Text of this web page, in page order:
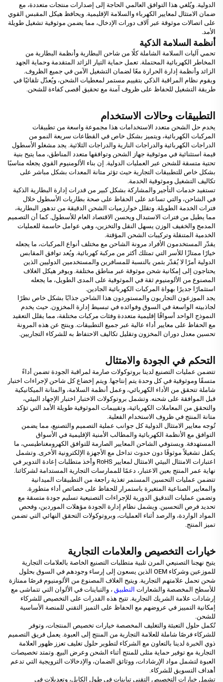
الدولية. ويُلغي هذا التوافق العالمي الحاجة إلى إصدارات منتجات متعددة، مع
ضمان الامتثال لمعايير الكهرباء والسلامة الإقليمية. ويحافظ هيكل المقبس القوي
على اتصالات موثوقة عبر آلاف دورات الإدخال، مما يضمن موثوقية تشغيل طويلة
الأمد.
أنظمة السلامة الذكية
تحمي آليات السلامة الشاملة كلًا من شاحن البطارية وأنظمة البطارية من
المخاطر الكهربائية المحتملة. تعمل حماية التيار الزائد المتقدمة وحماية الجهد
الزائد وأنظمة إدارة الحرارة معًا لضمان التشغيل الآمن في جميع الظروف.
ويقوم نظام المراقبة الذكي بتقييم مستمر لمعطيات الشحن، ويُعدّل تلقائيًا في
طريقة التشغيل للحفاظ على ظروف آمنة مع تحقيق أقصى كفاءة للشحن.
التطبيقات وحالات الاستخدام
يخدم حل الشحن متعدد الاستخدامات هذا مجموعة واسعة من تطبيقات
المركبات الكهربائية، ويتميز بشكل خاص في القطاعات سريعة النمو من
الدراجات الكهربائية والدراجات النارية والدراجات الثلاثية. يجد مشغلو الأسطول
قيمة استثنائية في موثوقية جهاز الشحن وتوافقها متعدد المناطق، مما يتيح بنية
تحتية متسقة للشحن عبر العمليات الدولية. إن بناء الألومنيوم القوي يجعله مناسبًا
بشكل خاص للتطبيقات التجارية حيث تؤثر متانة المعدات بشكل مباشر على
تكاليف التشغيل وموثوقية الخدمة.
تستفيد خدمات التأجير والمشاركة بشكل كبير من قدرات إدارة البطارية الذكية
في الشاحن، والتي تساعد على الحفاظ على صحة بطاريات الأسطول خلال
فترات الخدمة الطويلة. وتقلل خوارزميات الشحن الدقيقة من تدهور البطارية،
مما يطيل من فترات الاستبدال ويحسن الاقتصاد العام للأسطول. كما أن التصميم
المدمج والخفيف الوزن يسهل النقل والتخزين، وهي عوامل حاسمة للعمليات
الخدمية المتنقلة وتركيبات الشحن المؤقتة.
يقدّر المستخدمون الأفراد مرونة الشاحن مع مختلف أنواع المركبات، ما يجعله
خيارًا ممتازًا للأسر التي تمتلك أكثر من مركبة كهربائية. ويُعد توافق المقابس
الدولية أمرًا لا يُقدّر بثمن بالنسبة للمسافرين والمستخدمين الدوليين الذين
يحتاجون إلى إمكانية شحن موثوقة عبر مناطق مختلفة. ويوفر هيكل الغلاف
المصنوع من الألومنيوم ثقة في الموثوقية على المدى الطويل، ما يجعله
استثمارًا جديرًا بهواة المركبات الكهربائية الجادين.
يجد الموزعون التجاريون والمستوردون هذا الشاحن جذابًا بشكل خاص نظرًا
لجاذبيته الواسعة في السوق وفوائده في تبسيط إدارة المخزون. حيث يخدم
النموذج الواحد أسواقًا إقليمية متعددة وفئات مركبات مختلفة، مما يقلل التعقيد
مع الحفاظ على معايير أداء عالية عبر جميع التطبيقات. وينتج عن هذه المرونة
تحسين معدل دوران المخزون وتقليل تكاليف الاحتفاظ به للشركاء التجاريين.
التحكم في الجودة والامتثال
تتضمن عمليات التصنيع لدينا بروتوكولات صارمة لمراقبة الجودة تضمن أداءً
متسقًا وموثوقية في كل وحدة يتم إنتاجها. ويتم إخضاع كل شاحن لإجراءات اختبار
شاملة تتحقق من الأداء الكهربائي، وعمل أنظمة السلامة، والمتانة الميكانيكية
قبل الموافقة على شحنه. وتشمل بروتوكولات الاختبار اختبار الإجهاد البيئي،
والتحقق من المعاملات الكهربائية، وتقييمات الموثوقية طويلة الأمد التي تؤكد
متانة المنتج في ظروف الاستخدام الفعلية.
تُوجه معايير الامتثال الدولية كل جوانب عملية التصميم والتصنيع، مما يضمن
التوافق مع الأنظمة الكهربائية والمطالب الأمنية الإقليمية في الأسواق
المستهدفة. ويستوفي الشاحن المعايير الصارمة للتوافق الكهرومغناطيسي، ما
يكفل تشغيلاً موثوقًا دون حدوث تداخل مع الأجهزة الإلكترونية الأخرى. وتشمل
اعتبارات الامتثال البيئي الامتثال لمعايير RoHS وأخذ متطلبات إعادة التدوير في
نهاية عمر المنتج بعين الاعتبار، دعمًا للممارسات التجارية المستدامة لشركائنا.
تتضمن عمليات التحسين المستمر تغذية راجعة من التطبيقات الميدانية
والمعايير الصناعية المتغيرة باستمرار للحفاظ على خصائص أداء متطورة.
وتضمن عمليات التدقيق الدورية للإجراءات التصنيعية تسليم جودة متسقة مع
تحديد فرص التحسين. ويشمل نظام إدارة الجودة مؤهلات الموردين، وفحص
المواد الواردة، والرصد أثناء العمليات، وبروتوكولات التحقق النهائي التي تضمن
تميز المنتج.
خيارات التخصيص والعلامات التجارية
يتيح نهجنا التصنيعي المرن تلبية متطلبات التصنيع الخاصة بالعلامات التجارية
للموزعين وشركاء OEM الذين يسعون إلى إرساء وجودهم في السوق بحلول
شحن تحمل علامتهم التجارية. ويتيح الغلاف المصنوع من الألومنيوم فرصًا ممتازة
للأسطح المخصصة والشعارات التطبيق ، والتباينات في الألوان التي تتماشى مع
إرشادات علامة الشريك التجارية. تتيح هذه القدرات على التخصيص للشركاء
إمكانية التمييز في عروضهم مع الحفاظ على التميز التقني للمنصة الأساسية
للشحن.
تُكمل حلول التعبئة والتغليف المخصصة خيارات تخصيص المنتجات، وتوفر
للشركاء فرصًا شاملة للعلامة التجارية من المنتج إلى العبوة. يعمل فريق التصميم
ذوي الخبرة لدينا بالتعاون مع الشركاء لتطوير حلول تغليف تعزز ظهور العلامة
التجارية مع توفير حماية مثلى للمنتج أثناء الشحن وعرض البيع. وتمتد تخصيصات
العبوة لتشمل مواد الإرشادات، ووثائق الضمان، والإدخالات الترويجية التي تدعم
أهداف التسويق للشركاء.
تشمل خيارات التخصيص التقني تباينات في طول الكابل، وتعديلات في